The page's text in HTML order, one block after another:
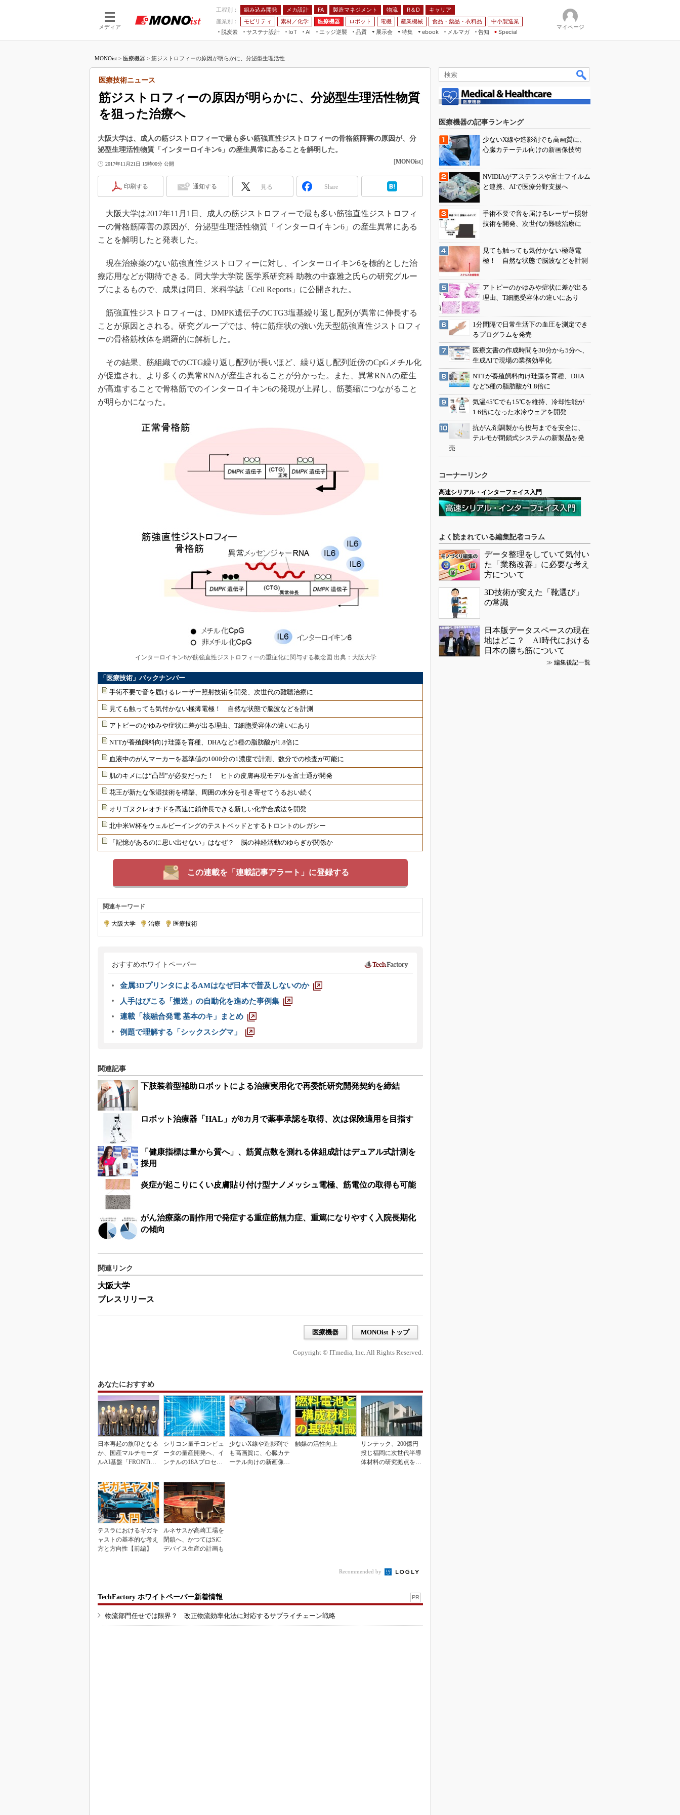
メディア
工程別： 組み込み開発 メカ設計 FA 製造マネジメント 物流 R＆D
キャリア
産業別：
モビリティ 素材／化学 医療機器 ロボット 電機 産業機械 食品・薬品・衣料品
中小製造業
脱炭素
サステナ設計
IoT
つながる工場
AI
AI×設備保全
エッジ逆襲 品質
展示会
JIMTOF
IIFES
TECHNO-FRONTIER
スマート工場EXPO
EdgeTech+
AUTOMOTIVE WORLD
特集
VR／AR
フィールドサービス
組み込み画像技術
組み込みモデリング
車載ソフト開発
ISO26262
無償設計ツール
3Dプリンタ
S＆OP
インダストリー4.0
イノベーション
製造業ビッグデータ
メイドインジャパン
海外生産
グローバル設計・開発
ebook
FA
モビリティ
メルマガ
告知 Special
マイページ
MONOist > 医療機器 > 筋ジストロフィーの原因が明らかに、分泌型生理活性...
筋ジストロフィーの原因が明らかに、分泌型生理活性物質
を狙った治療へ
医療技術ニュース
大阪大学は、成人の筋ジストロフィーで最も多い筋強直性ジストロフィーの骨格筋障害の原因が、分
泌型生理活性物質「インターロイキン6」の産生異常にあることを解明した。
2017年11月21日 15時00分 公開 [MONOist]
印刷する 通知する 見る Share
大阪大学は2017年11月1日、成人の筋ジストロフィーで最も多い筋強直性ジストロフィ
ーの骨格筋障害の原因が、分泌型生理活性物質「インターロイキン6」の産生異常にある
ことを解明したと発表した。
現在治療薬のない筋強直性ジストロフィーに対し、インターロイキン6を標的とした治
療応用などが期待できる。同大学大学院 医学系研究科 助教の中森雅之氏らの研究グルー
プによるもので、成果は同日、米科学誌「Cell Reports」に公開された。
筋強直性ジストロフィーは、DMPK遺伝子のCTG3塩基繰り返し配列が異常に伸長する
ことが原因とされる。研究グループでは、特に筋症状の強い先天型筋強直性ジストロフィ
ーの骨格筋検体を網羅的に解析した。
その結果、筋組織でのCTG繰り返し配列が長いほど、繰り返し配列近傍のCpGメチル化
が促進され、より多くの異常RNAが産生されることが分かった。また、異常RNAの産生
が高進することで骨格筋でのインターロイキン6の発現が上昇し、筋萎縮につながること
が明らかになった。
インターロイキン6が筋強直性ジストロフィーの重症化に関与する概念図 出典：大阪大学
「医療技術」バックナンバー
手術不要で音を届けるレーザー照射技術を開発、次世代の難聴治療に
見ても触っても気付かない極薄電極！ 自然な状態で脳波などを計測
アトピーのかゆみや症状に差が出る理由、T細胞受容体の違いにあり
NTTが養殖飼料向け珪藻を育種、DHAなど5種の脂肪酸が1.8倍に
血液中のがんマーカーを基準値の1000分の1濃度で計測、数分での検査が可能に
肌のキメには“凸凹”が必要だった！ ヒトの皮膚再現モデルを富士通が開発
花王が新たな保湿技術を構築、周囲の水分を引き寄せてうるおい続く
オリゴヌクレオチドを高速に鎖伸長できる新しい化学合成法を開発
北中米W杯をウェルビーイングのテストベッドとするトロントのレガシー
「記憶があるのに思い出せない」はなぜ？ 脳の神経活動のゆらぎが関係か
この連載を「連載記事アラート」に登録する
関連キーワード
大阪大学 治療 医療技術
おすすめホワイトペーパー
金属3DプリンタによるAMはなぜ日本で普及しないのか
人手はびこる「搬送」の自動化を進めた事例集
連載「核融合発電 基本のキ」まとめ
例題で理解する「シックスシグマ」
関連記事
下肢装着型補助ロボットによる治療実用化で再委託研究開発契約を締結
ロボット治療器「HAL」が8カ月で薬事承認を取得、次は保険適用を目指す
「健康指標は量から質へ」、筋質点数を測れる体組成計はデュアル式計測を
採用
炎症が起こりにくい皮膚貼り付け型ナノメッシュ電極、筋電位の取得も可能
がん治療薬の副作用で発症する重症筋無力症、重篤になりやすく入院長期化
の傾向
関連リンク
大阪大学
プレスリリース
医療機器 MONOist トップ
Copyright © ITmedia, Inc. All Rights Reserved.
あなたにおすすめ
日本再起の旗印となる
か、国産マルチモーダ
ルAI基盤「FRONTi
シリコン量子コンピュ
ータの量産開発へ、イ
ンテルの18Aプロセス
少ないX線や造影剤で
も高画質に、心臓カテ
ーテル向けの新画像技
触媒の活性向上
リンテック、200億円
投じ福岡に次世代半導
体材料の研究拠点を開
テスラにおけるギガキ
ャストの基本的な考え
方と方向性【前編】
ルネサスが高崎工場を
閉鎖へ、かつてはSiC
デバイス生産の計画も
Recommended by
TechFactory ホワイトペーパー新着情報 PR
物流部門任せでは限界？ 改正物流効率化法に対応するサプライチェーン戦略
医療機器の記事ランキング
少ないX線や造影剤でも高画質に、
心臓カテーテル向けの新画像技術
NVIDIAがアステラスや富士フイルム
と連携、AIで医療分野支援へ
手術不要で音を届けるレーザー照射
技術を開発、次世代の難聴治療に
見ても触っても気付かない極薄電
極！ 自然な状態で脳波などを計測
アトピーのかゆみや症状に差が出る
理由、T細胞受容体の違いにあり
1分間隔で日常生活下の血圧を測定でき
るプログラムを発売
医療文書の作成時間を30分から5分へ、
生成AIで現場の業務効率化
NTTが養殖飼料向け珪藻を育種、DHA
など5種の脂肪酸が1.8倍に
気温45℃でも15℃を維持、冷却性能が
1.6倍になった水冷ウェアを開発
抗がん剤調製から投与までを安全に、
テルモが閉鎖式システムの新製品を発
売
コーナーリンク
高速シリアル・インターフェイス入門
よく読まれている編集記者コラム
データ整理をしていて気付い
た「業務改善」に必要な考え
方について
3D技術が変えた「靴選び」
の常識
日本版データスペースの現在
地はどこ？ AI時代における
日本の勝ち筋について
≫ 編集後記一覧